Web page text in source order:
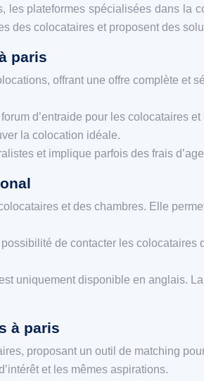
plateformes spécialisées dans la
des colocataires et proposent des
paris
offrant une offre complète et
d’entraide pour les colocataires
la colocation idéale.
et implique parfois des frais
et des chambres. Elle
de contacter les
uniquement disponible en anglais.
à paris
proposant un outil de matching
et les mêmes aspirations.